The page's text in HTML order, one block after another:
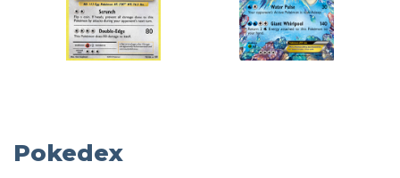
Pokedex